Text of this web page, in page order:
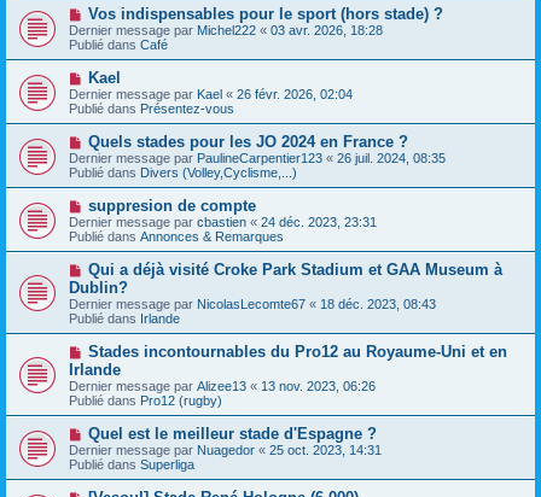
s
g
e
u
m
e
s
s
a
g
e
N
o
u
v
e
a
u
m
e
s
s
a
g
Vos indispensables pour le sport (hors stade) ?
Dernier message par Michel222 « 03 avr. 2026, 18:28
Publié dans Café
N
o
u
v
a
u
m
e
s
s
a
g
e
Kael
Dernier message par Kael « 26 févr. 2026, 02:04
Publié dans Présentez-vous
N
o
u
v
a
u
m
e
s
s
a
g
e
Quels stades pour les JO 2024 en France ?
Dernier message par PaulineCarpentier123 « 26 juil. 2024, 08:35
Publié dans Divers (Volley,Cyclisme,...)
N
o
u
v
a
u
m
e
s
s
a
g
e
suppresion de compte
Dernier message par cbastien « 24 déc. 2023, 23:31
Publié dans Annonces & Remarques
N
u
v
e
a
u
m
e
s
a
g
e
Qui a déjà visité Croke Park Stadium et GAA Museum à
Dublin?
Dernier message par NicolasLecomte67 « 18 déc. 2023, 08:43
Publié dans Irlande
N
o
u
v
e
a
u
m
e
s
s
Stades incontournables du Pro12 au Royaume-Uni et en
Irlande
Dernier message par Alizee13 « 13 nov. 2023, 06:26
Publié dans Pro12 (rugby)
N
o
u
v
e
Quel est le meilleur stade d'Espagne ?
Dernier message par Nuagedor « 25 oct. 2023, 14:31
Publié dans Superliga
N